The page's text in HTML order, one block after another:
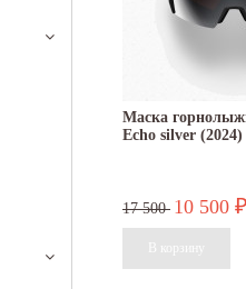
Маска
Echo silver (2024)
17 500 10 500